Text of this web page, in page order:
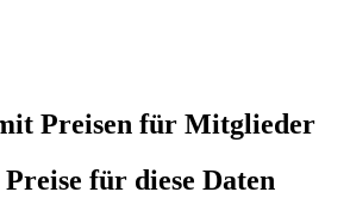
Preisen für Mitglieder
für diese Daten